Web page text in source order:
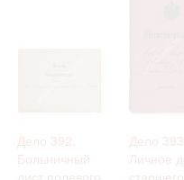
Дело 392.
Больничный
лист полевого
Дело
Личное
старшего